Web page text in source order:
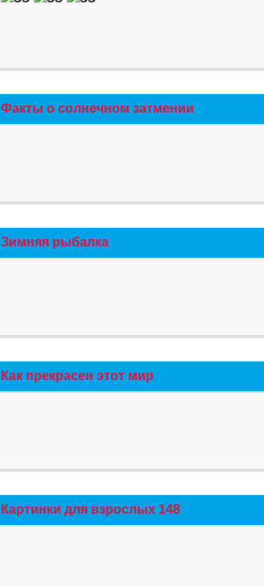
Факты о солнечном затмении
Зимняя рыбалка
Как прекрасен этот мир
Картинки для взрослых 148